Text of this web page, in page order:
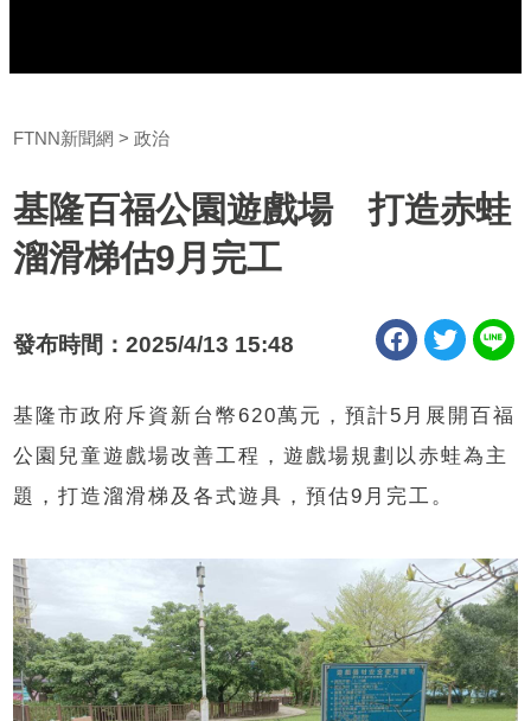
FTNN新聞網 政治
基隆百福公園遊戲場 打造赤蛙
溜滑梯估9月完工
發布時間：2025/4/13 15:48
基隆市政府斥資新台幣620萬元，預計5月展開百福
公園兒童遊戲場改善工程，遊戲場規劃以赤蛙為主
題，打造溜滑梯及各式遊具，預估9月完工。